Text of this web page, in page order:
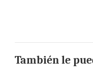
También le